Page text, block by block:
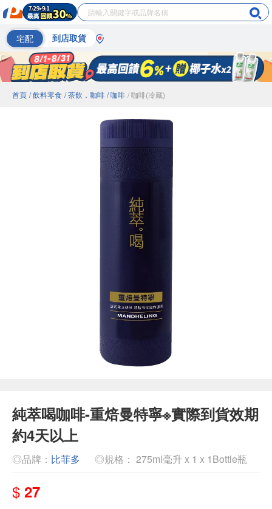
宅配 到店取貨
首頁 / 飲料零食 / 茶飲．咖啡 / 咖啡 / 咖啡(冷藏)
純萃喝咖啡-重焙曼特寧※實際到貨效期
約4天以上
◎品牌： 比菲多 ◎規格： 275ml毫升 x 1 x 1Bottle瓶
$ 27